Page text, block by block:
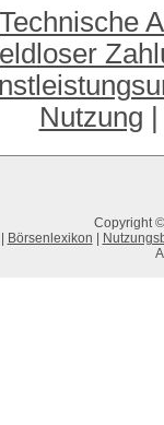
Technische
Nutzung
Copyright
Börsenlexikon